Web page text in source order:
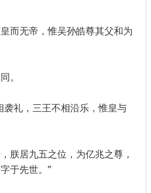
而无帝，惟吴孙皓尊其父和为
。
袭礼，三王不相沿乐，惟皇与
朕居九五之位，为亿兆之尊，
于先世。”